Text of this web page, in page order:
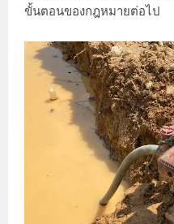
ขั้นตอนของกฎหมายต่อไป